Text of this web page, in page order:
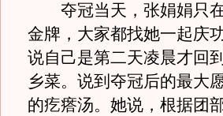
夺冠当天，张娟娟只在
金牌，大家都找她一起庆
说自己是第二天凌晨才回
乡菜。说到夺冠后的最大
的疙瘩汤。她说，根据团